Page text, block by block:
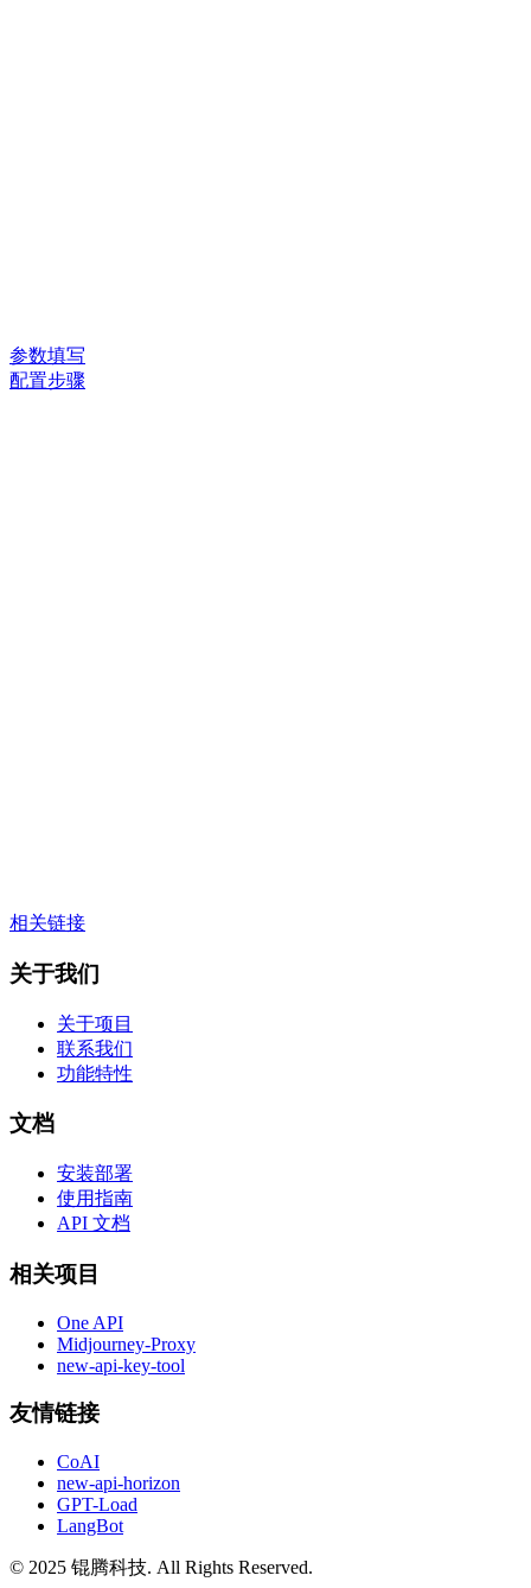
参数填写
配置步骤
相关链接
关于我们
关于项目
联系我们
功能特性
文档
安装部署
使用指南
API 文档
相关项目
One API
Midjourney-Proxy
new-api-key-tool
友情链接
CoAI
new-api-horizon
GPT-Load
LangBot
© 2025 锟腾科技. All Rights Reserved.